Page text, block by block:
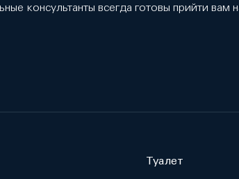
консультанты всегда готовы прийти
Туалет